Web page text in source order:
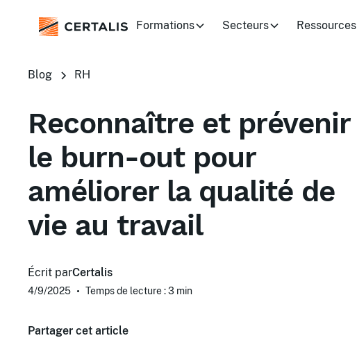
Formations Secteurs Ressources
Blog RH
Reconnaître et prévenir
le burn-out pour
améliorer la qualité de
vie au travail
Écrit parCertalis
4/9/2025 • Temps de lecture : 3 min
Partager cet article